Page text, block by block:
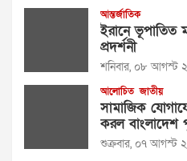
আন্তর্জাতিক
ইরানে ভূপাতিত
প্রদর্শনী
শনিবার, ০৮ আগস্ট
আলোচিত জাতীয়
সামাজিক
করল বাংলাদেশ
শুক্রবার, ০৭ আগস্ট